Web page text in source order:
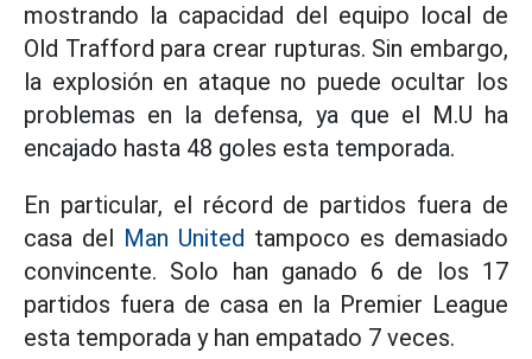
mostrando la capacidad del equipo local de
Old Trafford para crear rupturas. Sin embargo,
la explosión en ataque no puede ocultar los
problemas en la defensa, ya que el M.U ha
encajado hasta 48 goles esta temporada.
En particular, el récord de partidos fuera de
casa del Man United tampoco es demasiado
convincente. Solo han ganado 6 de los 17
partidos fuera de casa en la Premier League
esta temporada y han empatado 7 veces.